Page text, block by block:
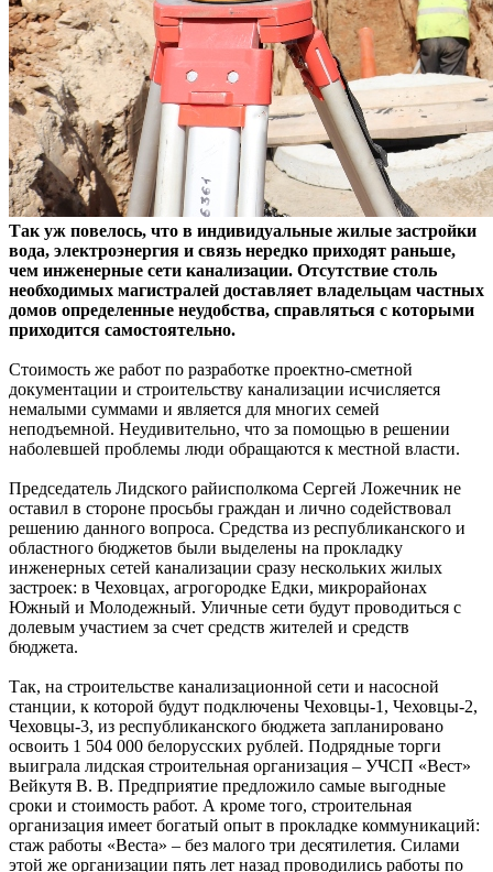
Так уж повелось, что в индивидуальные жилые застройки
вода, электроэнергия и связь нередко приходят раньше,
чем инженерные сети канализации. Отсутствие столь
необходимых магистралей доставляет владельцам частных
домов определенные неудобства, справляться с которыми
приходится самостоятельно.
Стоимость же работ по разработке проектно-сметной
документации и строительству канализации исчисляется
немалыми суммами и является для многих семей
неподъемной. Неудивительно, что за помощью в решении
наболевшей проблемы люди обращаются к местной власти.
Председатель Лидского райисполкома Сергей Ложечник не
оставил в стороне просьбы граждан и лично содействовал
решению данного вопроса. Средства из республиканского и
областного бюджетов были выделены на прокладку
инженерных сетей канализации сразу нескольких жилых
застроек: в Чеховцах, агрогородке Едки, микрорайонах
Южный и Молодежный. Уличные сети будут проводиться с
долевым участием за счет средств жителей и средств
бюджета.
Так, на строительстве канализационной сети и насосной
станции, к которой будут подключены Чеховцы-1, Чеховцы-2,
Чеховцы-3, из республиканского бюджета запланировано
освоить 1 504 000 белорусских рублей. Подрядные торги
выиграла лидская строительная организация – УЧСП «Вест»
Вейкутя В. В. Предприятие предложило самые выгодные
сроки и стоимость работ. А кроме того, строительная
организация имеет богатый опыт в прокладке коммуникаций:
стаж работы «Веста» – без малого три десятилетия. Силами
этой же организации пять лет назад проводились работы по